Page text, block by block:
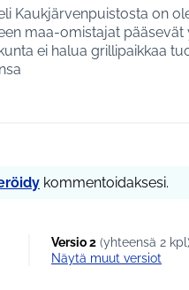
Kaukjärvenpuistosta on
maa-omistajat
ei halua grillipaikkaa
kommentoidaksesi.
Versio 2 (yhteensä 2 kpl)
näytä muut versiot